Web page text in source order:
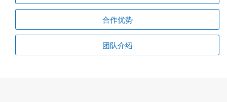
合作优势
团队介绍